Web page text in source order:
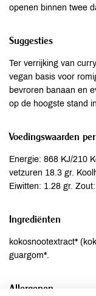
openen binnen twee
Suggesties
Ter verrijking van
vegan basis voor
bevroren banaan en
op de hoogste stand
Voedingswaarden
Energie: 868 KJ/210
vetzuren 18.3 gr.
Eiwitten: 1.28 gr.
Ingrediënten
kokosnootextract*
guargom*.
Allergenen